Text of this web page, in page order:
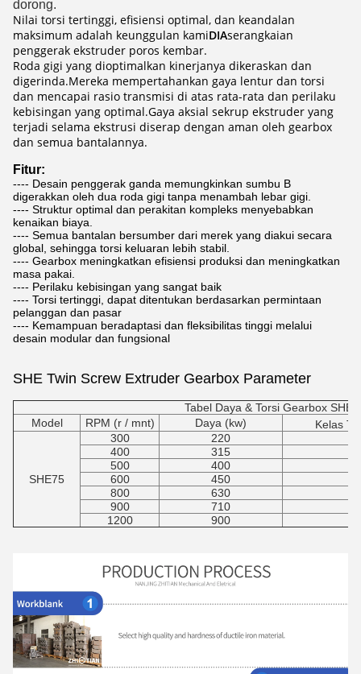
dorong.
Nilai torsi tertinggi, efisiensi optimal, dan keandalan
maksimum adalah keunggulan kamiDIAserangkaian
penggerak ekstruder poros kembar.
Roda gigi yang dioptimalkan kinerjanya dikeraskan dan
digerinda.Mereka mempertahankan gaya lentur dan torsi
dan mencapai rasio transmisi di atas rata-rata dan perilaku
kebisingan yang optimal.Gaya aksial sekrup ekstruder yang
terjadi selama ekstrusi diserap dengan aman oleh gearbox
dan semua bantalannya.
Fitur:
---- Desain penggerak ganda memungkinkan sumbu B
digerakkan oleh dua roda gigi tanpa menambah lebar gigi.
---- Struktur optimal dan perakitan kompleks menyebabkan
kenaikan biaya.
---- Semua bantalan bersumber dari merek yang diakui secara
global, sehingga torsi keluaran lebih stabil.
---- Gearbox meningkatkan efisiensi produksi dan meningkatkan
masa pakai.
---- Perilaku kebisingan yang sangat baik
---- Torsi tertinggi, dapat ditentukan berdasarkan permintaan
pelanggan dan pasar
---- Kemampuan beradaptasi dan fleksibilitas tinggi melalui
desain modular dan fungsional
SHE Twin Screw Extruder Gearbox Parameter
Tabel Daya & Torsi Gearbox
Model
RPM (r / mnt) Daya (kw) Kelas
SHE75
300 220
400
315
500
400
600
450
800
630
900
710
1200
900